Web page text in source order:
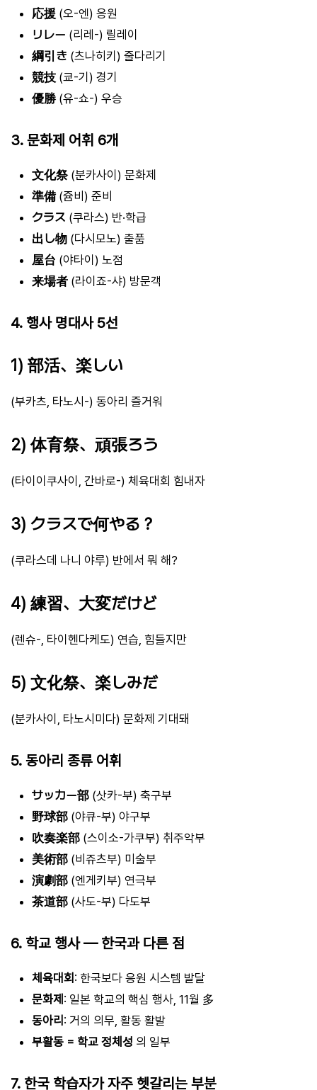
応援 (오-엔) 응원
リレー (리레-) 릴레이
綱引き (츠나히키) 줄다리기
競技 (쿄-기) 경기
優勝 (유-쇼-) 우승
3. 문화제 어휘 6개
文化祭(분카사이) 문화제
準備(쥼비) 준비
クラス (쿠라스) 반·학급
出し物 (다시모노) 출품
屋台 (야타이) 노점
来場者 (라이죠-샤) 방문객
4. 행사 명대사 5선
1) 部活、楽しい
(부카츠, 타노시-) 동아리 즐거워
2) 体育祭、頑張ろう
(타이이쿠사이, 간바로-) 체육대회 힘내자
3) クラスで何やる？
(쿠라스데 나니 야루) 반에서 뭐 해?
4) 練習、大変だけど
(렌슈-, 타이헨다케도) 연습, 힘들지만
5) 文化祭、楽しみだ
(분카사이, 타노시미다) 문화제 기대돼
5. 동아리 종류 어휘
サッカー部 (삿카-부) 축구부
野球部 (야큐-부) 야구부
吹奏楽部 (스이소-가쿠부) 취주악부
美術部 (비쥬츠부) 미술부
演劇部 (엔게키부) 연극부
茶道部 (사도-부) 다도부
6. 학교 행사 — 한국과 다른 점
체육대회 : 한국보다 응원 시스템 발달
문화제 : 일본 학교의 핵심 행사, 11월 多
동아리 : 거의 의무, 활동 활발
부활동 = 학교 정체성 의 일부
7. 한국 학습자가 자주 헷갈리는 부분